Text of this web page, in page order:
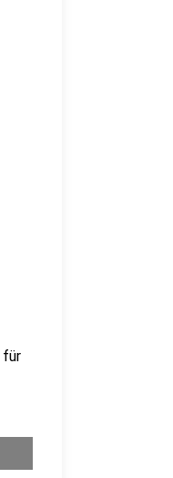
für